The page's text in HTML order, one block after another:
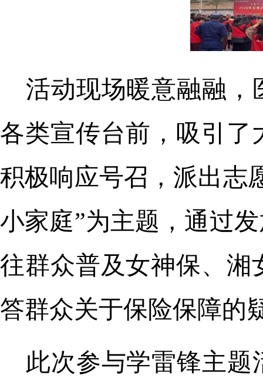
活动现场暖意融融，
各类宣传台前，吸引
积极响应号召，派出志
小家庭”为主题，通过
往群众普及女神保、湘
答群众关于保险保障的
此次参与学雷锋主